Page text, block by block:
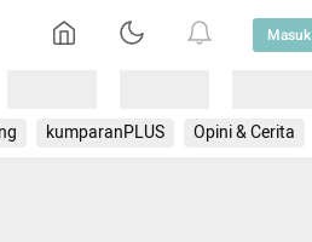
Masuk
kumparanPLUS Opini & Cerita